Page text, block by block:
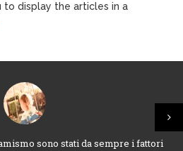
to display the articles in a
sono stati da sempre i fattori